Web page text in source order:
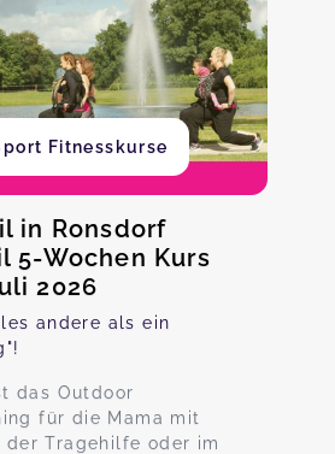
Fitnesskurse
in Ronsdorf
5-Wochen Kurs
2026
andere als ein
das Outdoor
für die Mama mit
der Tragehilfe oder im